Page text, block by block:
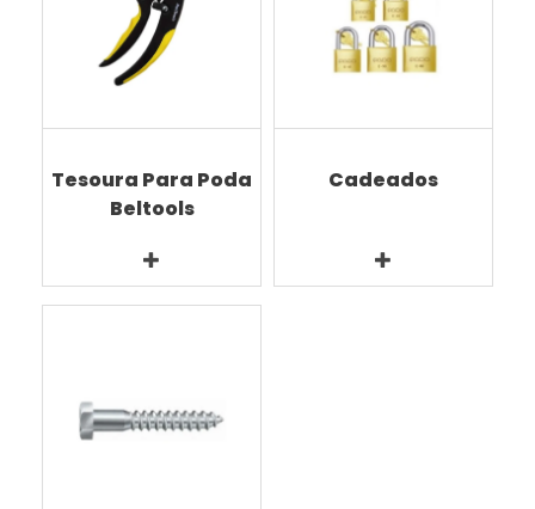
Tesoura Para Poda
Beltools
Cadeados